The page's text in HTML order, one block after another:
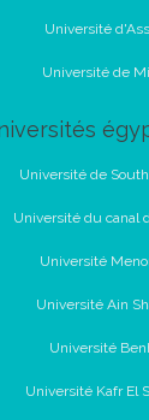
Université
Université de
Université de
Université du canal
Université
Université Ain
Université
Université Kafr El